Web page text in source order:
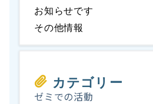
お知らせです
その他情報
カテゴリー
ゼミでの活動